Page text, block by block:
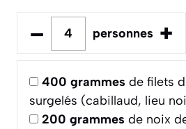
– personnes +
400 grammes de filets
surgelés (cabillaud, lieu
200 grammes de noix